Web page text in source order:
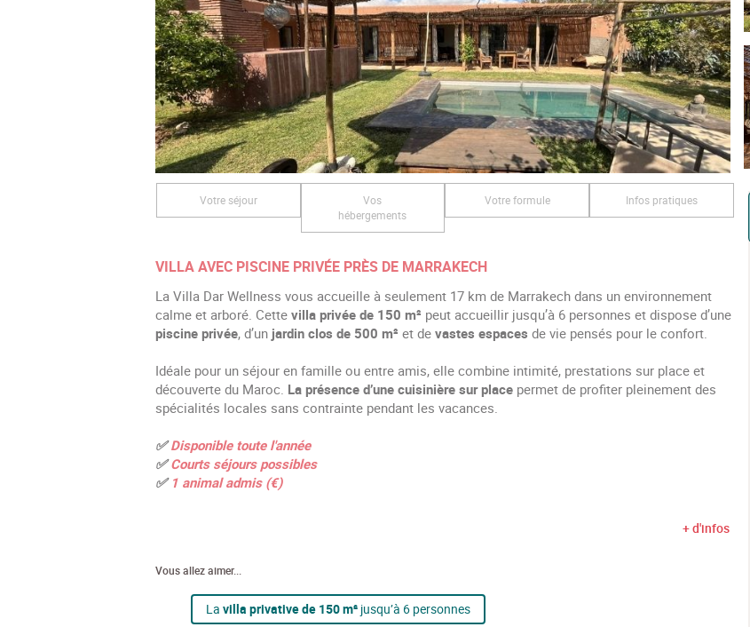
Votre séjour
Vos
hébergements
Votre formule Infos pratiques
VILLA AVEC PISCINE PRIVÉE PRÈS DE MARRAKECH
La Villa Dar Wellness vous accueille à seulement 17 km de Marrakech dans un environnement
calme et arboré. Cette villa privée de 150 m² peut accueillir jusqu’à 6 personnes et dispose d’une
piscine privée, d’un jardin clos de 500 m² et de vastes espaces de vie pensés pour le confort.
Idéale pour un séjour en famille ou entre amis, elle combine intimité, prestations sur place et
découverte du Maroc. La présence d’une cuisinière sur place permet de profiter pleinement des
spécialités locales sans contrainte pendant les vacances.
✅Disponible toute l'année
✅ Courts séjours possibles
✅ 1 animal admis (€)
+ d'infos
Vous allez aimer...
La villa privative de 150 m² jusqu’à 6 personnes